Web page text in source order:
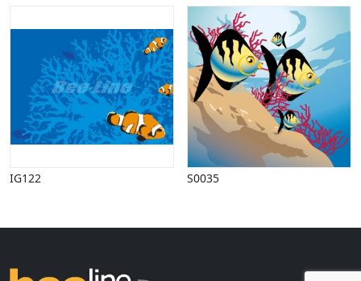
Kærlighed, bryllup
Kommunikation, nyhedsformidling
Køretøjer
Landbrug
Lov, orden
Lyd, billede
Mærkedage
Nytår
IG122 S0035